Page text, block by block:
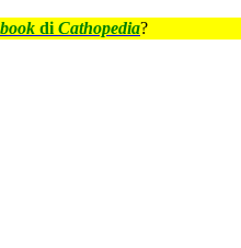
di Cathopedia?